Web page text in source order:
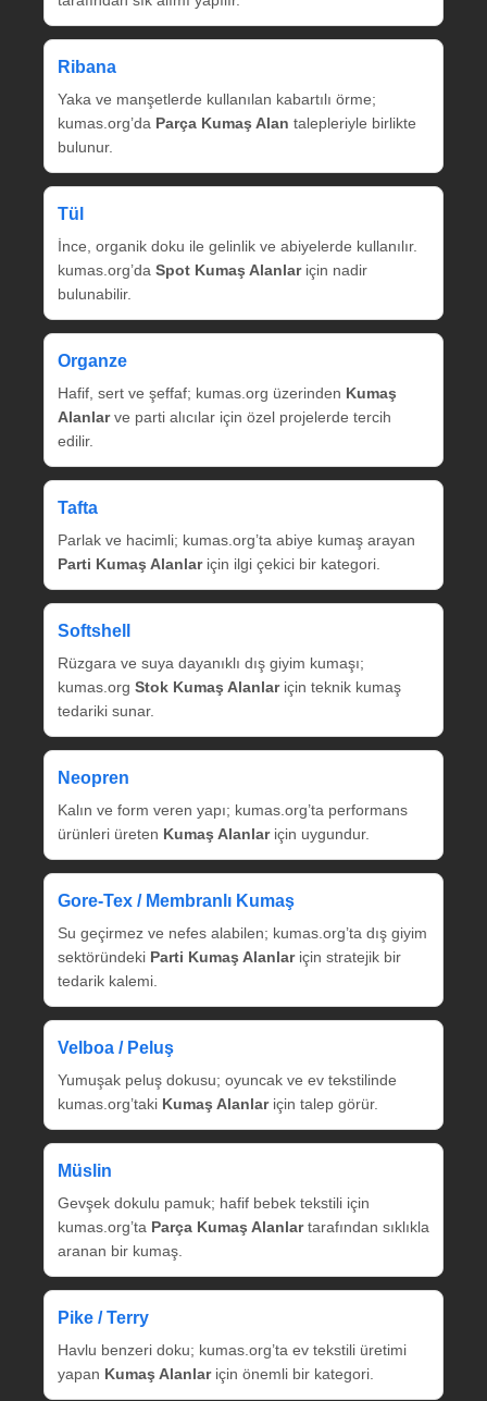
Ribana
Yaka ve manşetlerde kullanılan kabartılı örme;
kumas.org’da Parça Kumaş Alan talepleriyle birlikte
bulunur.
Tül
İnce, organik doku ile gelinlik ve abiyelerde kullanılır.
kumas.org’da Spot Kumaş Alanlariçin nadir
bulunabilir.
Organze
Hafif, sert ve şeffaf; kumas.org üzerinden Kumaş
Alanlarve parti alıcılar için özel projelerde tercih
edilir.
Tafta
Parlak ve hacimli; kumas.org’ta abiye kumaş arayan
Parti Kumaş Alanlariçin ilgi çekici bir kategori.
Softshell
Rüzgara ve suya dayanıklı dış giyim kumaşı;
kumas.org Stok Kumaş Alanlariçin teknik kumaş
tedariki sunar.
Neopren
Kalın ve form veren yapı; kumas.org’ta performans
ürünleri üreten Kumaş Alanlariçin uygundur.
Gore‑Tex / Membranlı Kumaş
Su geçirmez ve nefes alabilen; kumas.org’ta dış giyim
sektöründeki Parti Kumaş Alanlariçin stratejik bir
tedarik kalemi.
Velboa / Peluş
Yumuşak peluş dokusu; oyuncak ve ev tekstilinde
kumas.org’taki Kumaş Alanlariçin talep görür.
Müslin
Gevşek dokulu pamuk; hafif bebek tekstili için
kumas.org’ta Parça Kumaş Alanlartarafından sıklıkla
aranan bir kumaş.
Pike / Terry
Havlu benzeri doku; kumas.org’ta ev tekstili üretimi
yapan Kumaş Alanlariçin önemli bir kategori.